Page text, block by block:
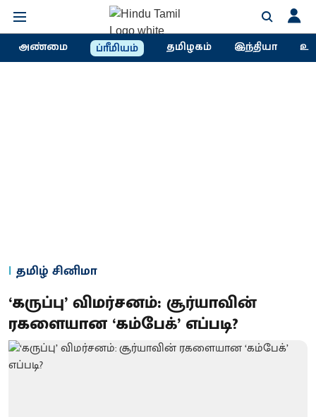
அண்மை ப்ரீமியம் தமிழகம் இந்தியா
தமிழ் சினிமா
‘கருப்பு’ விமர்சனம்: சூர்யாவின்
ரகளையான ‘கம்பேக்’ எப்படி?